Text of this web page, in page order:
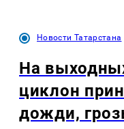
Новости Татарстана
На
циклон
дожди,